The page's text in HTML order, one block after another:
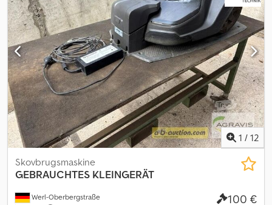
med at byde NU! ab-auction Særlige regler for brugte varer.
Salget sker i henhold til §25a i den tyske momslov –
differensmoms. Moms kan ikke opkræves.
1 / 12
Werl-Oberbergstraße
Skovbrugsmaskine
GEBRAUCHTES KLEINGERÄT
100 €